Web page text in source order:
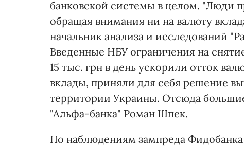
банковской системы в целом. "Люди
обращая внимания ни на валюту
начальник анализа и исследований
Введенные НБУ ограничения на
15 тыс. грн в день ускорили отток
вклады, приняли для себя решение
территории Украины. Отсюда
"Альфа-банка" Роман Шпек.
По наблюдениям зампреда